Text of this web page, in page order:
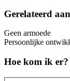
Gerelateerd aan
Geen armoede
Persoonlijke
Hoe kom ik er?